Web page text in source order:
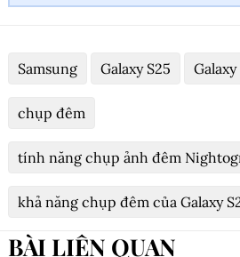
Samsung Galaxy S25
chụp đêm
tính năng chụp ảnh đêm
khả năng chụp đêm của Galaxy
BÀI LIÊN QUAN